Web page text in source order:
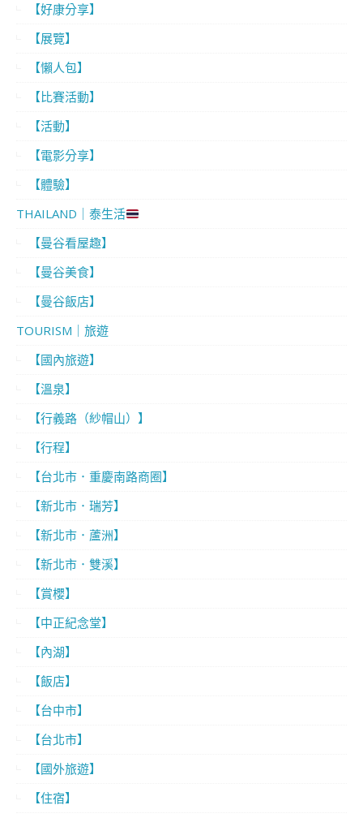
【好康分享】
【展覽】
【懶人包】
【比賽活動】
【活動】
【電影分享】
【體驗】
THAILAND｜泰生活
【曼谷看屋趣】
【曼谷美食】
【曼谷飯店】
TOURISM｜旅遊
【國內旅遊】
【溫泉】
【行義路（紗帽山）】
【行程】
【台北市．重慶南路商圈】
【新北市．瑞芳】
【新北市．蘆洲】
【新北市．雙溪】
【賞櫻】
【中正紀念堂】
【內湖】
【飯店】
【台中市】
【台北市】
【國外旅遊】
【住宿】